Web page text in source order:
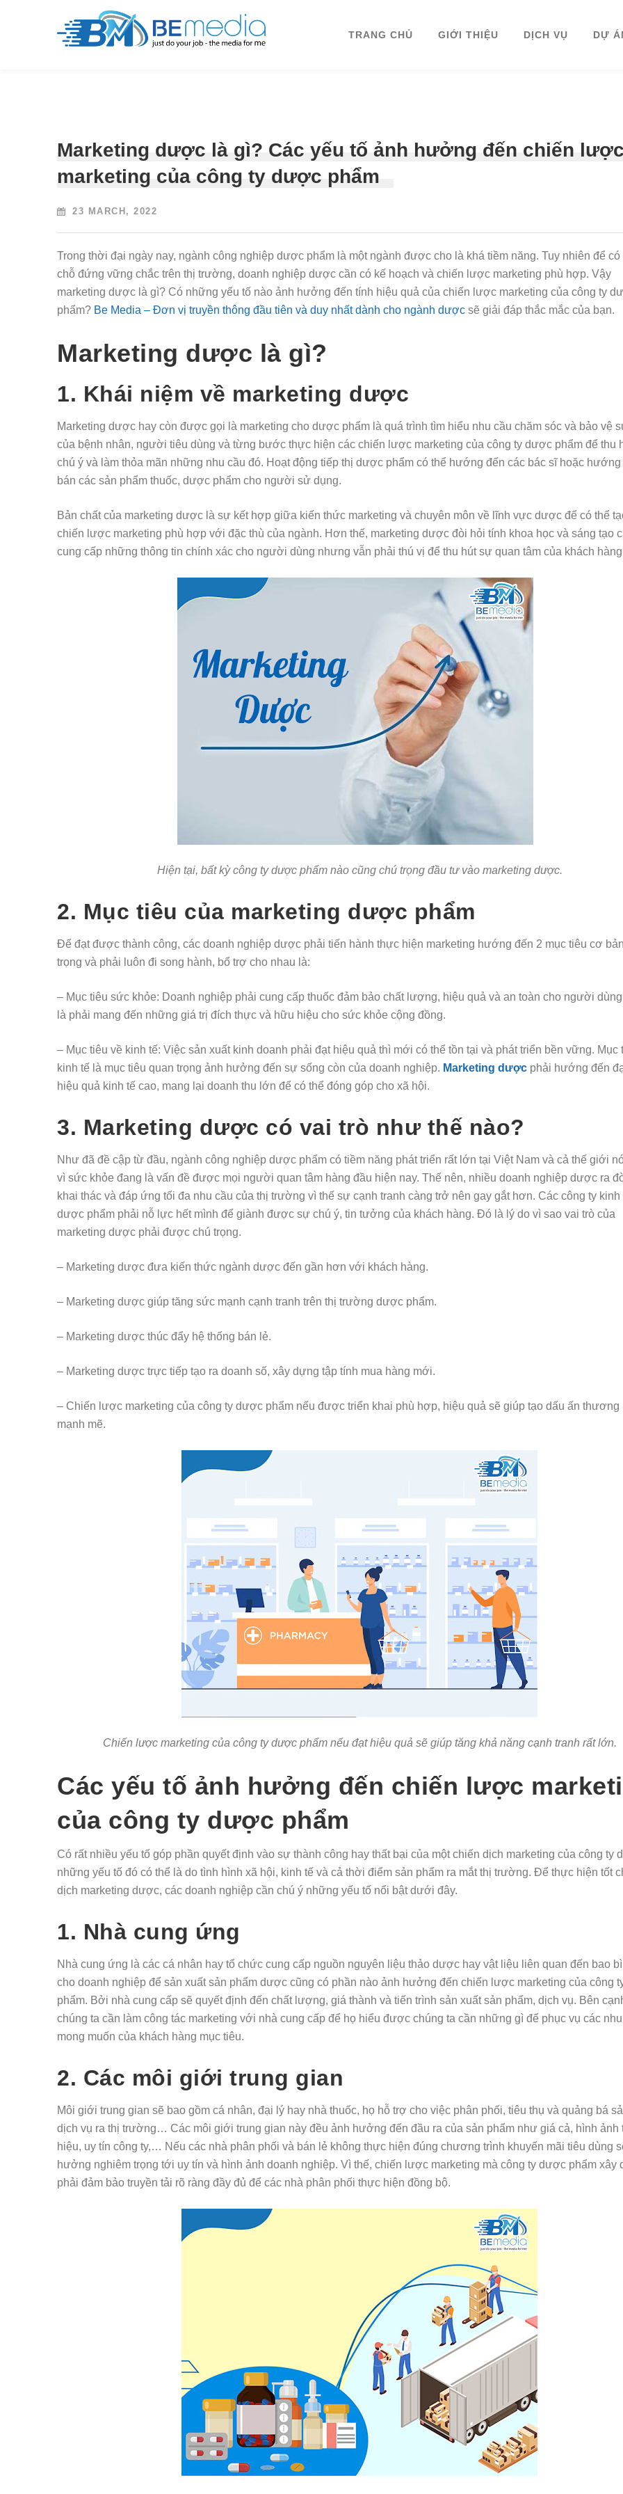
TRANG CHỦ GIỚI THIỆU DỊCH VỤ DỰ
Marketing dược là gì? Các yếu tố ảnh hưởng đến chiến
marketing của công ty dược phẩm
23 MARCH, 2022
Trong thời đại ngày nay, ngành công nghiệp dược phẩm là một ngành được cho là khá tiềm năng. Tuy nhiên để
chỗ đứng vững chắc trên thị trường, doanh nghiệp dược cần có kế hoạch và chiến lược marketing phù hợp. Vậy
marketing dược là gì? Có những yếu tố nào ảnh hưởng đến tính hiệu quả của chiến lược marketing của công ty
phẩm? Be Media – Đơn vị truyền thông đầu tiên và duy nhất dành cho ngành dược sẽ giải đáp thắc mắc của bạn.
Marketing dược là gì?
1. Khái niệm về marketing dược
Marketing dược hay còn được gọi là marketing cho dược phẩm là quá trình tìm hiểu nhu cầu chăm sóc và bảo vệ
của bệnh nhân, người tiêu dùng và từng bước thực hiện các chiến lược marketing của công ty dược phẩm để thu
chú ý và làm thỏa mãn những nhu cầu đó. Hoạt động tiếp thị dược phẩm có thể hướng đến các bác sĩ hoặc hướng
bán các sản phẩm thuốc, dược phẩm cho người sử dụng.
Bản chất của marketing dược là sự kết hợp giữa kiến thức marketing và chuyên môn về lĩnh vực dược để có thể
chiến lược marketing phù hợp với đặc thù của ngành. Hơn thế, marketing dược đòi hỏi tính khoa học và sáng tạo
cung cấp những thông tin chính xác cho người dùng nhưng vẫn phải thú vị để thu hút sự quan tâm của khách
Hiện tại, bất kỳ công ty dược phẩm nào cũng chú trọng đầu tư vào marketing dược.
2. Mục tiêu của marketing dược phẩm
Để đạt được thành công, các doanh nghiệp dược phải tiến hành thực hiện marketing hướng đến 2 mục tiêu cơ
trọng và phải luôn đi song hành, bổ trợ cho nhau là:
– Mục tiêu sức khỏe: Doanh nghiệp phải cung cấp thuốc đảm bảo chất lượng, hiệu quả và an toàn cho người
là phải mang đến những giá trị đích thực và hữu hiệu cho sức khỏe cộng đồng.
– Mục tiêu về kinh tế: Việc sản xuất kinh doanh phải đạt hiệu quả thì mới có thể tồn tại và phát triển bền vững. Mục
kinh tế là mục tiêu quan trọng ảnh hưởng đến sự sống còn của doanh nghiệp. Marketing dược phải hướng đến
hiệu quả kinh tế cao, mang lại doanh thu lớn để có thể đóng góp cho xã hội.
3. Marketing dược có vai trò như thế nào?
Như đã đề cập từ đầu, ngành công nghiệp dược phẩm có tiềm năng phát triển rất lớn tại Việt Nam và cả thế giới
vì sức khỏe đang là vấn đề được mọi người quan tâm hàng đầu hiện nay. Thế nên, nhiều doanh nghiệp dược ra
khai thác và đáp ứng tối đa nhu cầu của thị trường vì thế sự cạnh tranh càng trở nên gay gắt hơn. Các công ty kinh
dược phẩm phải nỗ lực hết mình để giành được sự chú ý, tin tưởng của khách hàng. Đó là lý do vì sao vai trò của
marketing dược phải được chú trọng.
– Marketing dược đưa kiến thức ngành dược đến gần hơn với khách hàng.
– Marketing dược giúp tăng sức mạnh cạnh tranh trên thị trường dược phẩm.
– Marketing dược thúc đẩy hệ thống bán lẻ.
– Marketing dược trực tiếp tạo ra doanh số, xây dựng tập tính mua hàng mới.
– Chiến lược marketing của công ty dược phẩm nếu được triển khai phù hợp, hiệu quả sẽ giúp tạo dấu ấn thương
mạnh mẽ.
Chiến lược marketing của công ty dược phẩm nếu đạt hiệu quả sẽ giúp tăng khả năng cạnh tranh rất lớn.
Các yếu tố ảnh hưởng đến chiến lược
của công ty dược phẩm
Có rất nhiều yếu tố góp phần quyết định vào sự thành công hay thất bại của một chiến dịch marketing của công ty
những yếu tố đó có thể là do tình hình xã hội, kinh tế và cả thời điểm sản phẩm ra mắt thị trường. Để thực hiện tốt
dịch marketing dược, các doanh nghiệp cần chú ý những yếu tố nổi bật dưới đây.
1. Nhà cung ứng
Nhà cung ứng là các cá nhân hay tổ chức cung cấp nguồn nguyên liệu thảo dược hay vật liệu liên quan đến bao
cho doanh nghiệp để sản xuất sản phẩm dược cũng có phần nào ảnh hưởng đến chiến lược marketing của công
phẩm. Bởi nhà cung cấp sẽ quyết định đến chất lượng, giá thành và tiến trình sản xuất sản phẩm, dịch vụ. Bên
chúng ta cần làm công tác marketing với nhà cung cấp để họ hiểu được chúng ta cần những gì để phục vụ các
mong muốn của khách hàng mục tiêu.
2. Các môi giới trung gian
Môi giới trung gian sẽ bao gồm cá nhân, đại lý hay nhà thuốc, họ hỗ trợ cho việc phân phối, tiêu thụ và quảng bá
dịch vụ ra thị trường… Các môi giới trung gian này đều ảnh hưởng đến đầu ra của sản phẩm như giá cả, hình
hiệu, uy tín công ty,… Nếu các nhà phân phối và bán lẻ không thực hiện đúng chương trình khuyến mãi tiêu dùng
hưởng nghiêm trọng tới uy tín và hình ảnh doanh nghiệp. Vì thế, chiến lược marketing mà công ty dược phẩm xây
phải đảm bảo truyền tải rõ ràng đầy đủ để các nhà phân phối thực hiện đồng bộ.